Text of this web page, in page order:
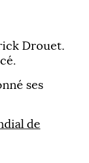
Drouet.
ses
de